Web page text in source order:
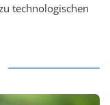
technologischen